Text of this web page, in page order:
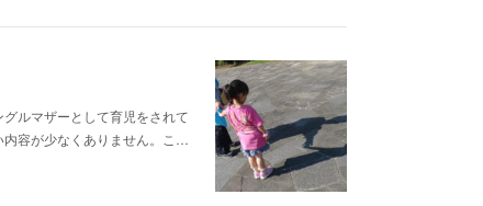
ルマザーとして育児をされて
内容が少なくありません。こ…